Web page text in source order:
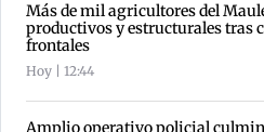
Más de mil agricultores del
productivos y estructurales tras
frontales
Hoy | 12:44
Amplio operativo policial